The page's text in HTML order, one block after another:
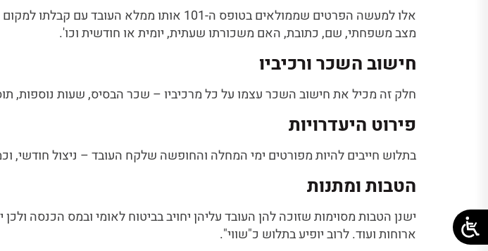
אלו למעשה הפרטים שממולאים בטופס ה-101 אותו ממלא העובד
מצב משפחתי, שם, כתובת, האם משכורתו שעתית, יומית או חודשית וכו'.
חישוב השכר ורכיביו
חלק זה מכיל את חישוב השכר עצמו על כל מרכיביו – שכר הבסיס, שעות נוספות,
פירוט היעדרויות
בתלוש חייבים להיות מפורטים ימי המחלה והחופשה שלקח העובד – ניצול חודשי,
הטבות ומתנות
ישנן הטבות מסוימות שזוכה להן העובד עליהן יחויב בביטוח לאומי ובמס הכנסה
ארוחות ועוד. לרוב יופיע בתלוש כ"שווי".